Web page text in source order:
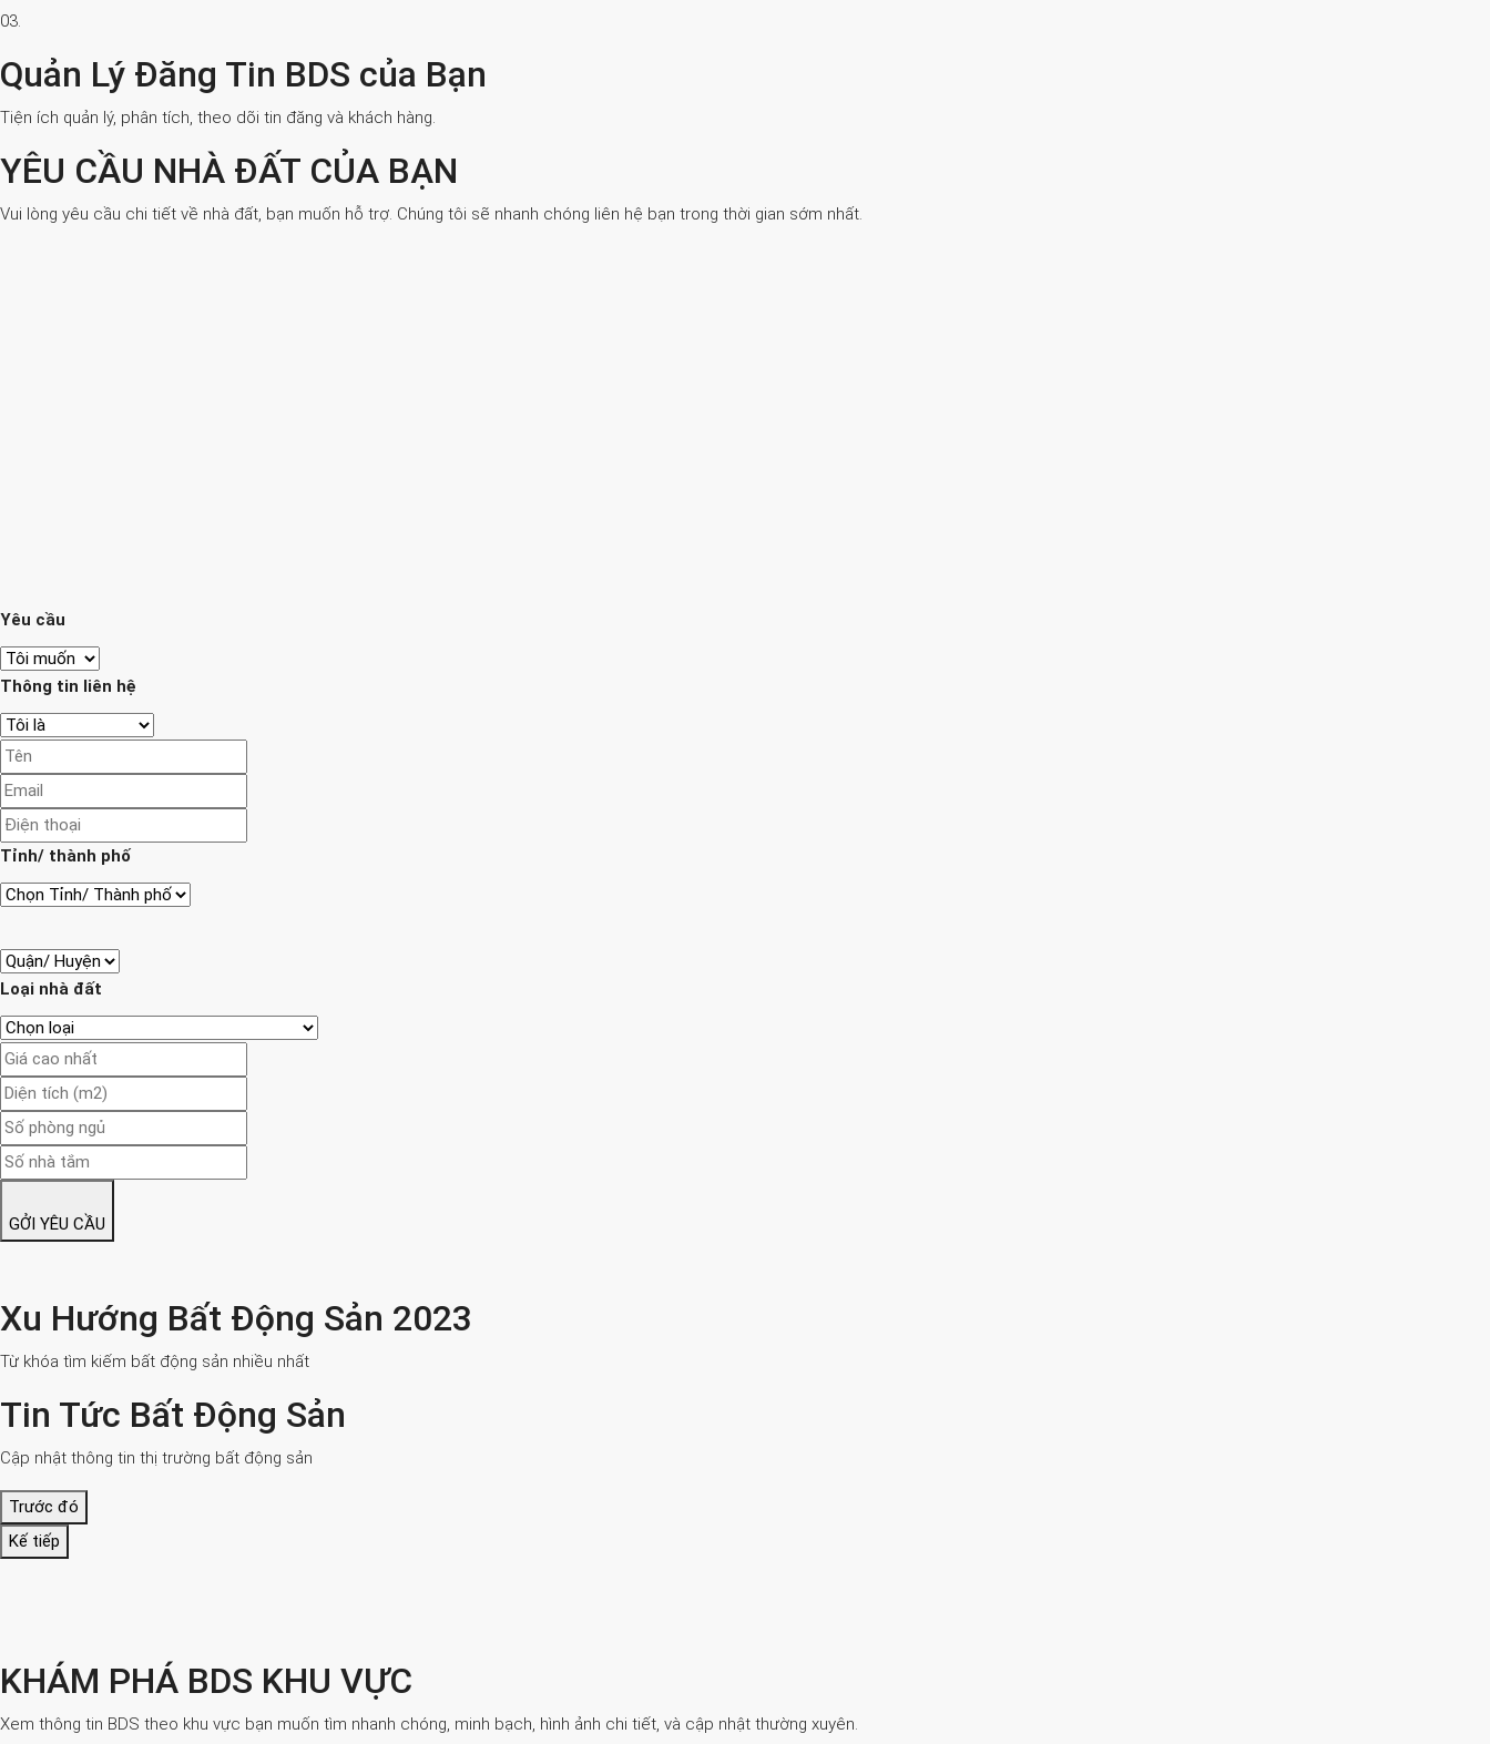
03.
Quản Lý Đăng Tin BDS của Bạn
Tiện ích quản lý, phân tích, theo dõi tin đăng và khách hàng.
YÊU CẦU NHÀ ĐẤT CỦA BẠN
Vui lòng yêu cầu chi tiết về nhà đất, bạn muốn hỗ trợ. Chúng tôi sẽ nhanh chóng liên hệ bạn trong thời gian sớm nhất.
Yêu cầu
Thông tin liên hệ
Tỉnh/ thành phố
Loại nhà đất
GỞI YÊU CẦU
Xu Hướng Bất Động Sản 2023
Từ khóa tìm kiếm bất động sản nhiều nhất
Tin Tức Bất Động Sản
Cập nhật thông tin thị trường bất động sản
Trước đó
Kế tiếp
KHÁM PHÁ BDS KHU VỰC
Xem thông tin BDS theo khu vực bạn muốn tìm nhanh chóng, minh bạch, hình ảnh chi tiết, và cập nhật thường xuyên.